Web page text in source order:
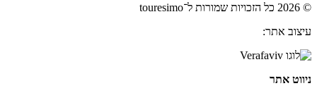
© 2026 כל הזכויות שמורות ל־touresimo
עיצוב אתר:
ניווט אתר